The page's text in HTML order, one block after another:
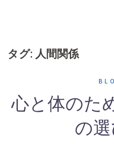
タグ: 人間関係
心と体のた
の